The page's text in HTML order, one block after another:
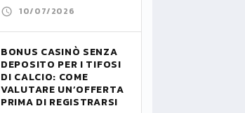
10/07/2026
BONUS CASINÒ SENZA
DEPOSITO PER I TIFOSI
DI CALCIO: COME
VALUTARE UN’OFFERTA
PRIMA DI REGISTRARSI